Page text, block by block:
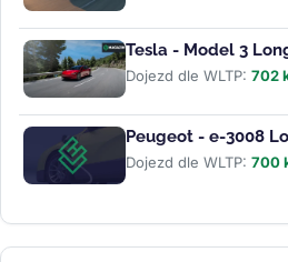
Tesla - Model 3
Dojezd dle WLTP: 702
Peugeot - e-3008
Dojezd dle WLTP: 700